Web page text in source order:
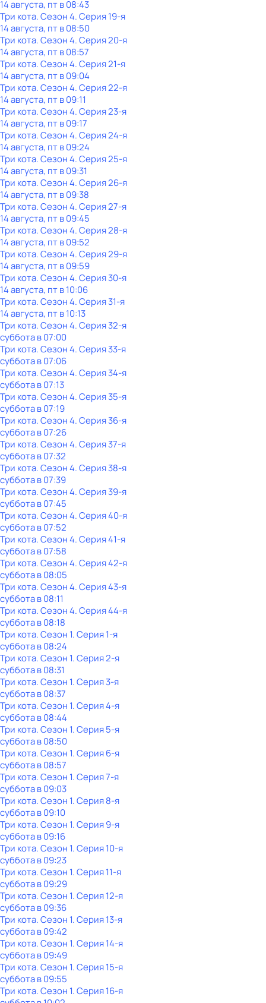
14 августа, пт в 08:43
Три кота. Сезон 4. Серия 19-я
14 августа, пт в 08:50
Три кота. Сезон 4. Серия 20-я
14 августа, пт в 08:57
Три кота. Сезон 4. Серия 21-я
14 августа, пт в 09:04
Три кота. Сезон 4. Серия 22-я
14 августа, пт в 09:11
Три кота. Сезон 4. Серия 23-я
14 августа, пт в 09:17
Три кота. Сезон 4. Серия 24-я
14 августа, пт в 09:24
Три кота. Сезон 4. Серия 25-я
14 августа, пт в 09:31
Три кота. Сезон 4. Серия 26-я
14 августа, пт в 09:38
Три кота. Сезон 4. Серия 27-я
14 августа, пт в 09:45
Три кота. Сезон 4. Серия 28-я
14 августа, пт в 09:52
Три кота. Сезон 4. Серия 29-я
14 августа, пт в 09:59
Три кота. Сезон 4. Серия 30-я
14 августа, пт в 10:06
Три кота. Сезон 4. Серия 31-я
14 августа, пт в 10:13
Три кота. Сезон 4. Серия 32-я
субботав07:00
Три кота. Сезон 4. Серия 33-я
субботав07:06
Три кота. Сезон 4. Серия 34-я
субботав07:13
Три кота. Сезон 4. Серия 35-я
субботав07:19
Три кота. Сезон 4. Серия 36-я
субботав07:26
Три кота. Сезон 4. Серия 37-я
субботав07:32
Три кота. Сезон 4. Серия 38-я
субботав07:39
Три кота. Сезон 4. Серия 39-я
субботав07:45
Три кота. Сезон 4. Серия 40-я
субботав07:52
Три кота. Сезон 4. Серия 41-я
субботав07:58
Три кота. Сезон 4. Серия 42-я
субботав08:05
Три кота. Сезон 4. Серия 43-я
субботав08:11
Три кота. Сезон 4. Серия 44-я
субботав08:18
Три кота. Сезон 1. Серия 1-я
субботав08:24
Три кота. Сезон 1. Серия 2-я
субботав08:31
Три кота. Сезон 1. Серия 3-я
субботав08:37
Три кота. Сезон 1. Серия 4-я
субботав08:44
Три кота. Сезон 1. Серия 5-я
субботав08:50
Три кота. Сезон 1. Серия 6-я
субботав08:57
Три кота. Сезон 1. Серия 7-я
субботав09:03
Три кота. Сезон 1. Серия 8-я
субботав09:10
Три кота. Сезон 1. Серия 9-я
субботав09:16
Три кота. Сезон 1. Серия 10-я
субботав09:23
Три кота. Сезон 1. Серия 11-я
субботав09:29
Три кота. Сезон 1. Серия 12-я
субботав09:36
Три кота. Сезон 1. Серия 13-я
субботав09:42
Три кота. Сезон 1. Серия 14-я
субботав09:49
Три кота. Сезон 1. Серия 15-я
субботав09:55
Три кота. Сезон 1. Серия 16-я